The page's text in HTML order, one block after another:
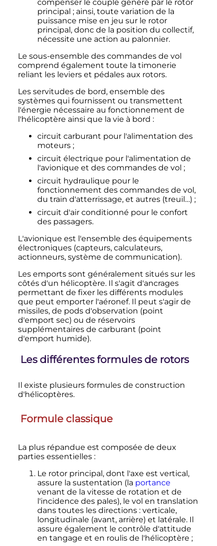
compenser le couple généré par le rotor
principal ; ainsi, toute variation de la
puissance mise en jeu sur le rotor
principal, donc de la position du collectif,
nécessite une action au palonnier.
Le sous-ensemble des commandes de vol
comprend également toute la timonerie
reliant les leviers et pédales aux rotors.
Les servitudes de bord, ensemble des
systèmes qui fournissent ou transmettent
l'énergie nécessaire au fonctionnement de
l'hélicoptère ainsi que la vie à bord :
circuit carburant pour l'alimentation des
moteurs ;
circuit électrique pour l'alimentation de
l'avionique et des commandes de vol ;
circuit hydraulique pour le
fonctionnement des commandes de vol,
du train d'atterrissage, et autres (treuil…) ;
circuit d'air conditionné pour le confort
des passagers.
L'avionique est l'ensemble des équipements
électroniques (capteurs, calculateurs,
actionneurs, système de communication).
Les emports sont généralement situés sur les
côtés d'un hélicoptère. Il s'agit d'ancrages
permettant de fixer les différents modules
que peut emporter l'aéronef. Il peut s'agir de
missiles, de pods d'observation (point
d'emport sec) ou de réservoirs
supplémentaires de carburant (point
d'emport humide).
Les différentes formules de rotors
Il existe plusieurs formules de construction
d'hélicoptères.
Formule classique
La plus répandue est composée de deux
parties essentielles :
Le rotor principal, dont l'axe est vertical,
assure la sustentation (la portance
venant de la vitesse de rotation et de
l'incidence des pales), le vol en translation
dans toutes les directions : verticale,
longitudinale (avant, arrière) et latérale. Il
assure également le contrôle d'attitude
en tangage et en roulis de l'hélicoptère ;